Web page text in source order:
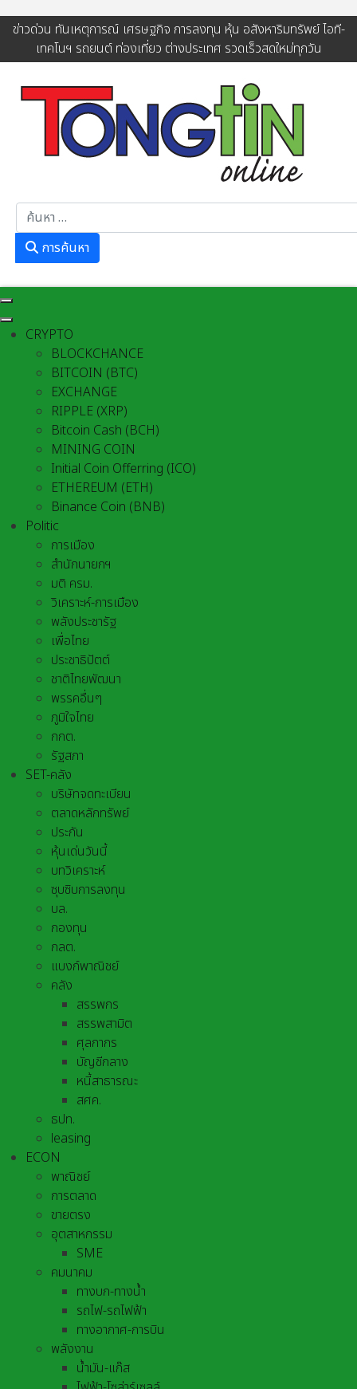
ข่าวด่วน ทันเหตุการณ์ เศรษฐกิจ การลงทุน หุ้น อสังหาริมทรัพย์ ไอที-
เทคโนฯ รถยนต์ ท่องเที่ยว ต่างประเทศ รวดเร็วสดใหม่ทุกวัน
การค้นหา
CRYPTO
BLOCKCHANCE
BITCOIN (BTC)
EXCHANGE
RIPPLE (XRP)
Bitcoin Cash (BCH)
MINING COIN
Initial Coin Offerring (ICO)
ETHEREUM (ETH)
Binance Coin (BNB)
Politic
การเมือง
สำนักนายกฯ
มติ ครม.
วิเคราะห์-การเมือง
พลังประชารัฐ
เพื่อไทย
ประชาธิปัตต์
ชาติไทยพัฒนา
พรรคอื่นๆ
ภูมิใจไทย
กกต.
รัฐสภา
SET-คลัง
บริษัทจดทะเบียน
ตลาดหลักทรัพย์
ประกัน
หุ้นเด่นวันนี้
บทวิเคราะห์
ซุบซิบการลงทุน
บล.
กองทุน
กลต.
แบงก์พาณิชย์
คลัง
สรรพกร
สรรพสามิต
ศุลกากร
บัญชีกลาง
หนี้สาธารณะ
สศค.
ธปท.
leasing
ECON
พาณิชย์
การตลาด
ขายตรง
อุตสาหกรรม
SME
คมนาคม
ทางบก-ทางน้ำ
รถไฟ-รถไฟฟ้า
ทางอากาศ-การบิน
พลังงาน
น้ำมัน-แก๊ส